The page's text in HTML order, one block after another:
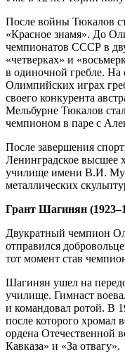
После войны Тюкалов
«Красное знамя». До
чемпионатов СССР в
«четверках» и
в одиночной гребле.
Олимпийских играх
своего конкурента
Мельбурне Тюкалов
чемпионом в паре с
После завершения
Ленинградское высшее
училище имени В.И.
металлических
Грант Шагинян
Двукратный чемпион
отправился
тот момент став
Шагинян ушел на
училище. Гимнаст
и командовал ротой. В
после которого хромал
ордена Отечественной
Кавказа» и «За отвагу».